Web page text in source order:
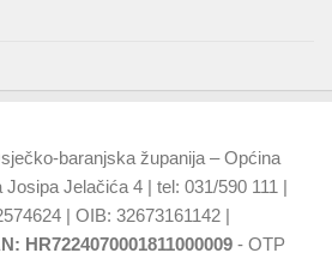
baranjska županija – Općina
Jelačića 4 | tel: 031/590 111 |
| OIB: 32673161142 |
HR7224070001811000009 - OTP